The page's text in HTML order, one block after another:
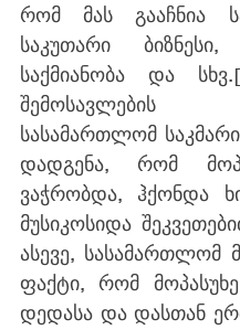
რომ მას გააჩნია
საკუთარი
საქმიანობა და სხვ.
შემოსავლების
სასამართლომ
დადგენა, რომ
ვაჭრობდა, ჰქონდა
მუსიკოსიდა
ასევე, სასამართლომ
ფაქტი, რომ
დედასა და დასთან